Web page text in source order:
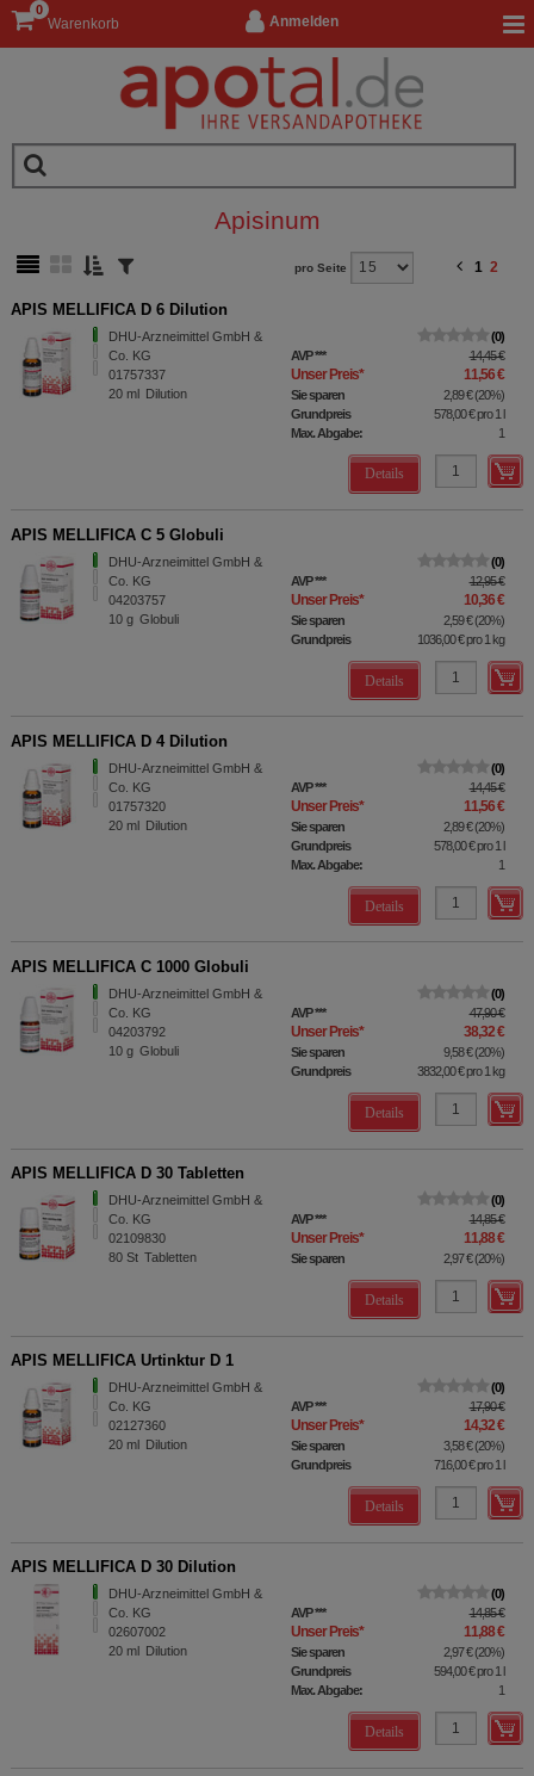
Anmelden
Warenkorb
0
Apisinum
pro Seite 1 2
APIS MELLIFICA D 6 Dilution
DHU-Arzneimittel GmbH &
Co. KG
01757337
20 ml Dilution
0
AVP*** 14,45 €
Unser Preis* 11,56 €
Sie sparen 2,89 €(20%)
Grundpreis
578,00 €pro 1 l
Max. Abgabe:
1
Details
APIS MELLIFICA C 5 Globuli
DHU-Arzneimittel GmbH &
Co. KG
04203757
10 g Globuli
0
AVP*** 12,95 €
Unser Preis* 10,36 €
Sie sparen 2,59 €(20%)
Grundpreis
1036,00 €pro 1 kg
Details
APIS MELLIFICA D 4 Dilution
DHU-Arzneimittel GmbH &
Co. KG
01757320
20 ml Dilution
0
AVP*** 14,45 €
Unser Preis* 11,56 €
Sie sparen 2,89 €(20%)
Grundpreis
578,00 €pro 1 l
Max. Abgabe:
1
Details
APIS MELLIFICA C 1000 Globuli
DHU-Arzneimittel GmbH &
Co. KG
04203792
10 g Globuli
0
AVP*** 47,90 €
Unser Preis* 38,32 €
Sie sparen 9,58 €(20%)
Grundpreis
3832,00 €pro 1 kg
Details
APIS MELLIFICA D 30 Tabletten
DHU-Arzneimittel GmbH &
Co. KG
02109830
80 St Tabletten
0
AVP*** 14,85 €
Unser Preis* 11,88 €
Sie sparen 2,97 €(20%)
Details
APIS MELLIFICA Urtinktur D 1
DHU-Arzneimittel GmbH &
Co. KG
02127360
20 ml Dilution
0
AVP*** 17,90 €
Unser Preis* 14,32 €
Sie sparen 3,58 €(20%)
Grundpreis
716,00 €pro 1 l
Details
APIS MELLIFICA D 30 Dilution
DHU-Arzneimittel GmbH &
Co. KG
02607002
20 ml Dilution
0
AVP*** 14,85 €
Unser Preis* 11,88 €
Sie sparen 2,97 €(20%)
Grundpreis
594,00 €pro 1 l
Max. Abgabe:
1
Details